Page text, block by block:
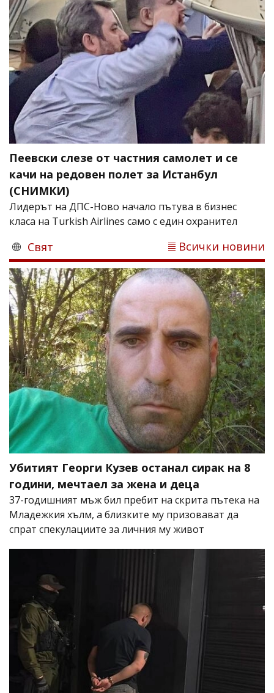
Пеевски слезе от частния самолет и се
качи на редовен полет за Истанбул
(СНИМКИ)
Лидерът на ДПС-Ново начало пътува в бизнес
класа на Turkish Airlines само с един охранител
Свят Всички новини
Убитият Георги Кузев останал сирак на 8
години, мечтаел за жена и деца
37-годишният мъж бил пребит на скрита пътека на
Младежкия хълм, а близките му призовават да
спрат спекулациите за личния му живот